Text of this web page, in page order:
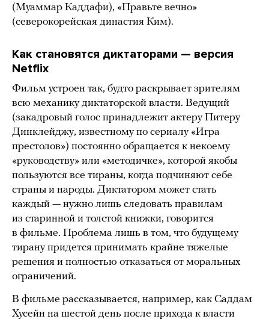
(Муаммар Каддафи), «Правьте вечно»
(северокорейская династия Ким).
Как становятся диктаторами — версия
Netflix
Фильм устроен так, будто раскрывает зрителям
всю механику диктаторской власти. Ведущий
(закадровый голос принадлежит актеру Питеру
Динклейджу, известному по сериалу «Игра
престолов») постоянно обращается к некоему
«руководству» или «методичке», которой якобы
пользуются все тираны, когда подчиняют себе
страны и народы. Диктатором может стать
каждый — нужно лишь следовать правилам
из старинной и толстой книжки, говорится
в фильме. Проблема лишь в том, что будущему
тирану придется принимать крайне тяжелые
решения и полностью отказаться от моральных
ограничений.
В фильме рассказывается, например, как Саддам
Хусейн на шестой день после прихода к власти